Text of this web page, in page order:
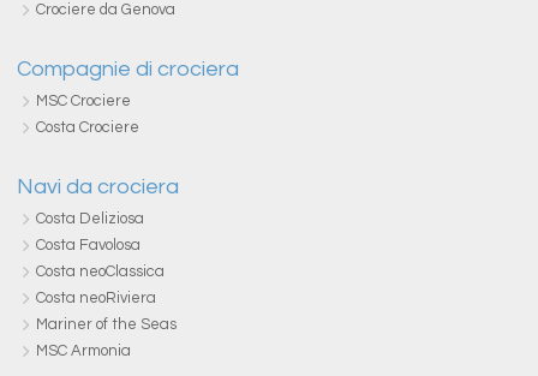
Crociere da Genova
Compagnie di crociera
MSC Crociere
Costa Crociere
Navi da crociera
Costa Deliziosa
Costa Favolosa
Costa neoClassica
Costa neoRiviera
Mariner of the Seas
MSC Armonia